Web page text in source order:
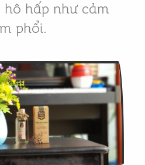
hô hấp như cảm
phổi.